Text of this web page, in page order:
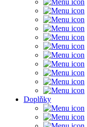
Doplňky